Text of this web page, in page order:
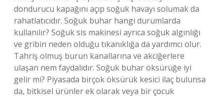
dondurucu kapağını açıp soğuk havayı solumak da
rahatlatıcıdır. Soğuk buhar hangi durumlarda
kullanılır? Soğuk sis makinesi ayrıca soğuk algınlığı
ve gribin neden olduğu tıkanıklığa da yardımcı olur.
Tahriş olmuş burun kanallarına ve akciğerlere
ulaşan nem faydalıdır. Soğuk buhar öksürüğe iyi
gelir mi? Piyasada birçok öksürük kesici ilaç bulunsa
da, bitkisel ürünler ek olarak veya bir çocuk